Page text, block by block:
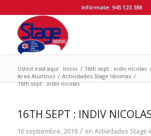
Infórmate: 945 123 388
Usted está aquí: Inicio / 16th sept : indiv nicolas /
Area Alumnos / Actividades Stage Idiomas /
16th sept : indiv nicolas
16TH SEPT : INDIV
16 septiembre, 2019 / en Actividades Stage